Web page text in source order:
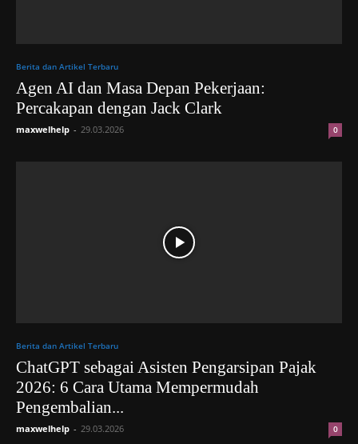
Berita dan Artikel Terbaru
Agen AI dan Masa Depan Pekerjaan:
Percakapan dengan Jack Clark
maxwelhelp - 29.03.2026 0
Berita dan Artikel Terbaru
ChatGPT sebagai Asisten Pengarsipan Pajak
2026: 6 Cara Utama Mempermudah
Pengembalian...
maxwelhelp - 29.03.2026 0